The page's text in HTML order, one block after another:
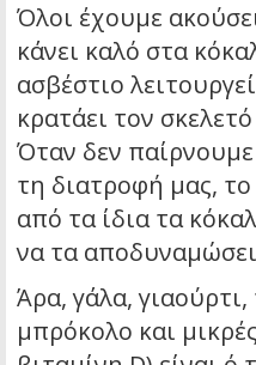
Όλοι έχουμε
κάνει καλό στα
ασβέστιο
κρατάει τον
Όταν δεν
τη διατροφή μας,
από τα ίδια τα
να τα
Άρα, γάλα,
μπρόκολο και